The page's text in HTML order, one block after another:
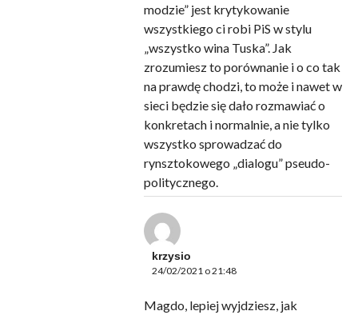
modzie” jest krytykowanie
wszystkiego ci robi PiS w stylu
„wszystko wina Tuska”. Jak
zrozumiesz to porównanie i o co tak
na prawdę chodzi, to może i nawet w
sieci będzie się dało rozmawiać o
konkretach i normalnie, a nie tylko
wszystko sprowadzać do
rynsztokowego „dialogu” pseudo-
politycznego.
krzysio
24/02/2021 o 21:48
Magdo, lepiej wyjdziesz, jak